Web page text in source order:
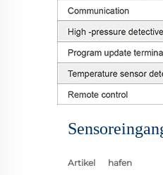
Artikel hafen